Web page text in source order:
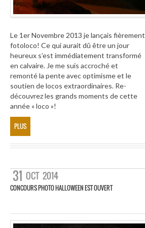
Le 1er Novembre 2013 je lançais fièrement
fotoloco! Ce qui aurait dû être un jour
heureux s’est immédiatement transformé
en calvaire. Je me suis accroché et
remonté la pente avec optimisme et le
soutien de locos extraordinaires. Re-
découvrez les grands moments de cette
année « loco »!
PLUS
31 OCT 2014
CONCOURS PHOTO HALLOWEEN EST OUVERT